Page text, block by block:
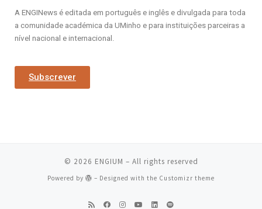
A ENGINews é editada em português e inglês e divulgada para toda
a comunidade académica da UMinho e para instituições parceiras a
nível nacional e internacional.
Subscrever
© 2026 ENGIUM – All rights reserved
Powered by – Designed with the Customizr theme